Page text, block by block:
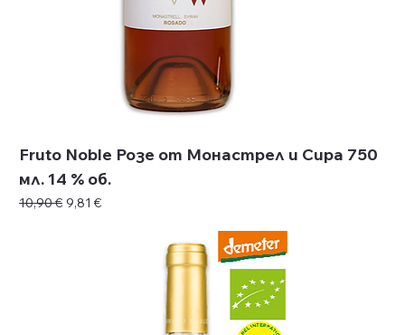
Fruto Noble Розе от Монастрел и Сира 750
мл. 14 % об.
Редовна цена
10,90 € Продажна цена
9,81 €